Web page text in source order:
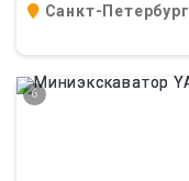
Санкт-Петербург
6